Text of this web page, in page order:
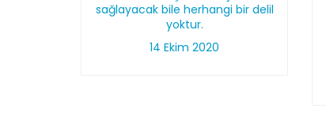
sağlayacak bile herhangi bir delil
yoktur.
14 Ekim 2020